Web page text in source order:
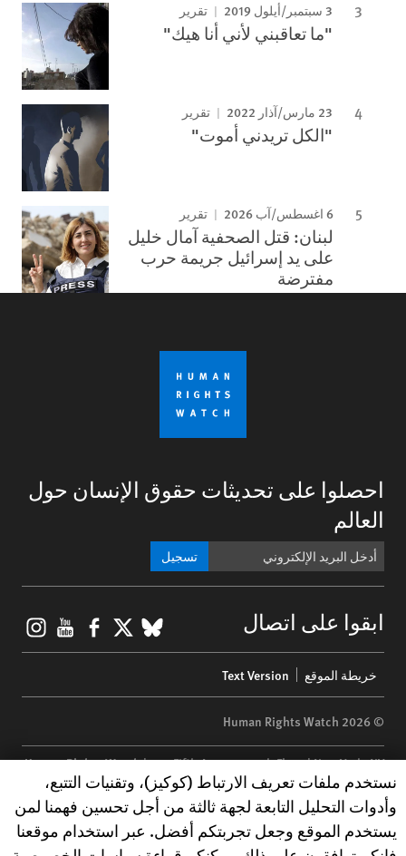
3 سبتمبر/أيلول 2019 تقرير
"ما تعاقبني لأني أنا هيك"
23 مارس/آذار 2022 تقرير
"الكل تريدني أموت"
6 اغسطس/آب 2026 تقرير
لبنان: قتل الصحفية آمال خليل
على يد إسرائيل جريمة حرب
مفترضة
احصلوا على تحديثات حقوق الإنسان حول
العالم
تسجيل
ابقوا على اتصال BlueSky
X
menu
خريطة الموقع Text Version
© 2026 Human Rights Watch
Human Rights Watch| 350 Fifth Avenue, 34th Floor | New York,NY
10118-3299 USA|t 1.212.290.4700
Human Rights Watchis a 501(C)(3) nonprofit registered in the US
under EIN: 13-2875808
Human Rights Watch cookie preferences
نستخدم ملفات تعريف الارتباط (كوكيز)، وتقنيات التتبع،
وأدوات التحليل التابعة لجهة ثالثة من أجل تحسين فهمنا لمن
يستخدم الموقع وجعل تجربتكم أفضل. عبر استخدام موقعنا